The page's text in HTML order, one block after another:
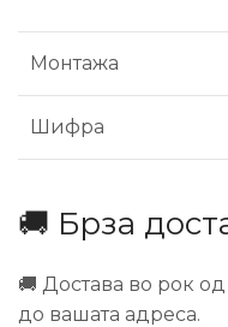
Монтажа
Шифра
🚚 Брза
🚚 Достава во рок
до вашата адреса.